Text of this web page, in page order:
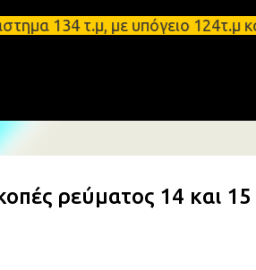
Μετάβαση στο κύριο
τ.μ, με υπόγειο 124τ.μ
ρεύματος 14 και 15